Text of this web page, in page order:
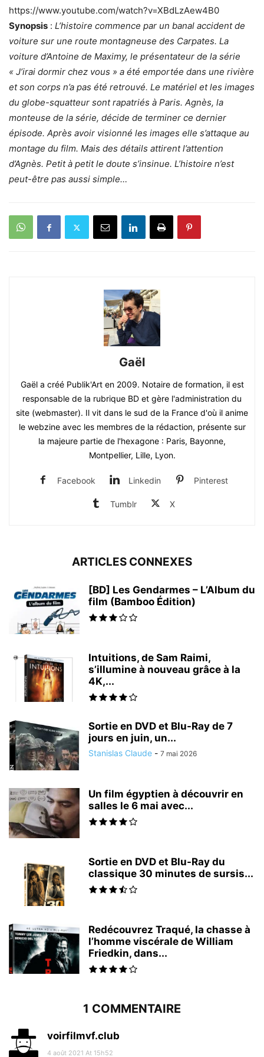
https://www.youtube.com/watch?v=XBdLzAew4B0
Synopsis : L’histoire commence par un banal accident de
voiture sur une route montagneuse des Carpates. La
voiture d’Antoine de Maximy, le présentateur de la série
« J’irai dormir chez vous » a été emportée dans une rivière
et son corps n’a pas été retrouvé. Le matériel et les images
du globe-squatteur sont rapatriés à Paris. Agnès, la
monteuse de la série, décide de terminer ce dernier
épisode. Après avoir visionné les images elle s’attaque au
montage du film. Mais des détails attirent l’attention
d’Agnès. Petit à petit le doute s’insinue. L’histoire n’est
peut-être pas aussi simple…
Gaël
Gaël a créé Publik'Art en 2009. Notaire de formation, il est
responsable de la rubrique BD et gère l'administration du
site (webmaster). Il vit dans le sud de la France d'où il anime
le webzine avec les membres de la rédaction, présente sur
la majeure partie de l'hexagone : Paris, Bayonne,
Montpellier, Lille, Lyon.
Facebook Linkedin Pinterest
Tumblr X
ARTICLES CONNEXES
[BD] Les Gendarmes – L’Album du
film (Bamboo Édition)
Intuitions, de Sam Raimi,
s’illumine à nouveau grâce à la
4K,...
Sortie en DVD et Blu-Ray de 7
jours en juin, un...
Stanislas Claude - 7 mai 2026
Un film égyptien à découvrir en
salles le 6 mai avec...
Sortie en DVD et Blu-Ray du
classique 30 minutes de sursis...
Redécouvrez Traqué, la chasse à
l’homme viscérale de William
Friedkin, dans...
1 COMMENTAIRE
voirfilmvf.club
4 août 2021 At 15h52